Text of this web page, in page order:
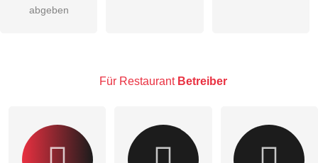
öffentliche Frage stellen
Klicken Sie hier um eineindividuelle Frage
abgeben
Für Restaurant Betreiber